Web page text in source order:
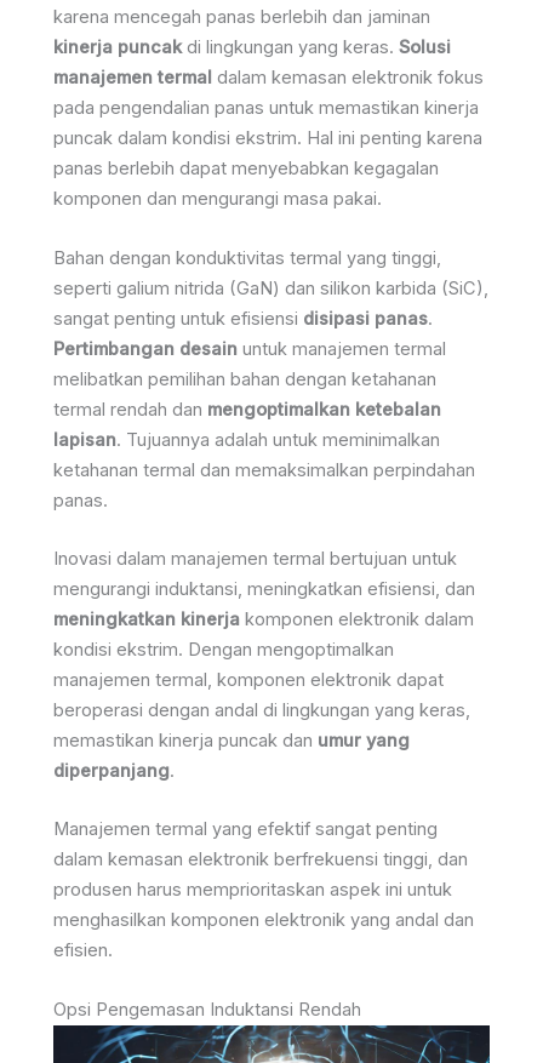
karena mencegah panas berlebih dan jaminan
kinerja puncakdi lingkungan yang keras. Solusi
manajemen termal dalam kemasan elektronik fokus
pada pengendalian panas untuk memastikan kinerja
puncak dalam kondisi ekstrim. Hal ini penting karena
panas berlebih dapat menyebabkan kegagalan
komponen dan mengurangi masa pakai.
Bahan dengan konduktivitas termal yang tinggi,
seperti galium nitrida (GaN) dan silikon karbida (SiC),
sangat penting untuk efisiensi disipasi panas.
Pertimbangan desain untuk manajemen termal
melibatkan pemilihan bahan dengan ketahanan
termal rendah dan mengoptimalkan ketebalan
lapisan. Tujuannya adalah untuk meminimalkan
ketahanan termal dan memaksimalkan perpindahan
panas.
Inovasi dalam manajemen termal bertujuan untuk
mengurangi induktansi, meningkatkan efisiensi, dan
meningkatkan kinerja komponen elektronik dalam
kondisi ekstrim. Dengan mengoptimalkan
manajemen termal, komponen elektronik dapat
beroperasi dengan andal di lingkungan yang keras,
memastikan kinerja puncak dan umur yang
diperpanjang.
Manajemen termal yang efektif sangat penting
dalam kemasan elektronik berfrekuensi tinggi, dan
produsen harus memprioritaskan aspek ini untuk
menghasilkan komponen elektronik yang andal dan
efisien.
Opsi Pengemasan Induktansi Rendah